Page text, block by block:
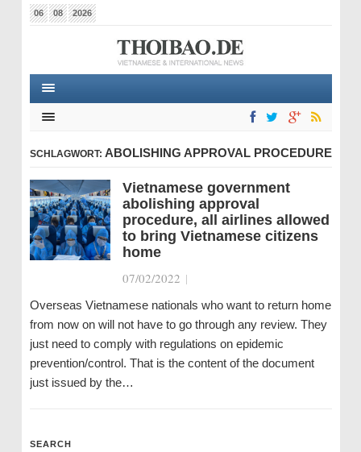
06 08 2026
SCHLAGWORT: ABOLISHING APPROVAL PROCEDURE
Vietnamese government
abolishing approval
procedure, all airlines allowed
to bring Vietnamese citizens
home
07/02/2022 |
Overseas Vietnamese nationals who want to return home
from now on will not have to go through any review. They
just need to comply with regulations on epidemic
prevention/control. That is the content of the document
just issued by the…
SEARCH